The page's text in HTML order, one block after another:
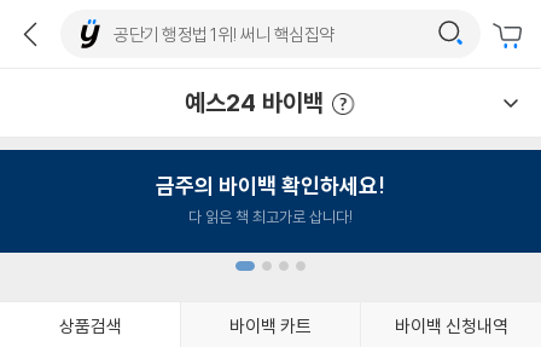
예스24 바이백
금주의 바이백 확인하세요!
다 읽은 책 최고가로 삽니다!
상품검색 바이백 카트 바이백 신청내역